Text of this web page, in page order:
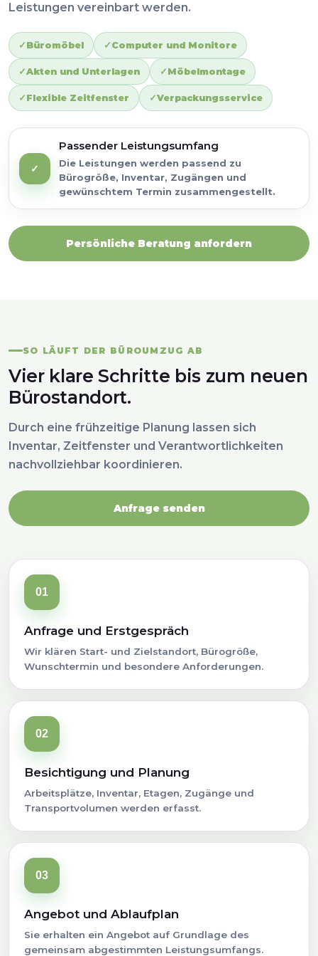
Leistungen vereinbart werden.
Büromöbel Computer und Monitore
Akten und Unterlagen Möbelmontage
Flexible Zeitfenster Verpackungsservice
✓
Passender Leistungsumfang
Die Leistungen werden passend zu
Bürogröße, Inventar, Zugängen und
gewünschtem Termin zusammengestellt.
Persönliche Beratung anfordern
SO LÄUFT DER BÜROUMZUG AB
Vier klare Schritte bis zum neuen
Bürostandort.
Durch eine frühzeitige Planung lassen sich
Inventar, Zeitfenster und Verantwortlichkeiten
nachvollziehbar koordinieren.
Anfrage senden
01
Anfrage und Erstgespräch
Wir klären Start- und Zielstandort, Bürogröße,
Wunschtermin und besondere Anforderungen.
02
Besichtigung und Planung
Arbeitsplätze, Inventar, Etagen, Zugänge und
Transportvolumen werden erfasst.
03
Angebot und Ablaufplan
Sie erhalten ein Angebot auf Grundlage des
gemeinsam abgestimmten Leistungsumfangs.